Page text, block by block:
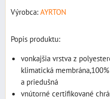
Výrobca: AYRTON
Popis produktu:
vonkajšia vrstva z
klimatická
a priedušná
vnútorné certifikované